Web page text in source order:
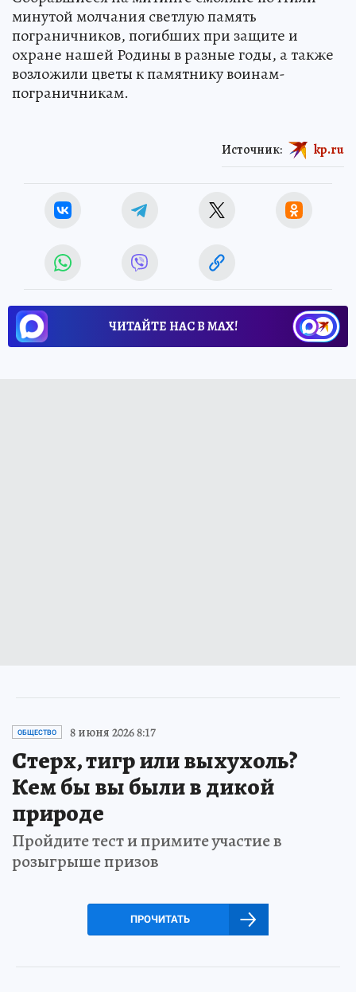
минутой молчания светлую память
пограничников, погибших при защите и
охране нашей Родины в разные годы, а также
возложили цветы к памятнику воинам-
пограничникам.
Источник: kp.ru
ЧИТАЙТЕ НАС В МАХ!
ОБЩЕСТВО 8 июня 2026 8:17
Стерх, тигр или выхухоль?
Кем бы вы были в дикой
природе
Пройдите тест и примите участие в
розыгрыше призов
ПРОЧИТАТЬ